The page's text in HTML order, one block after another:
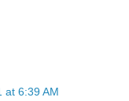
at 6:39 AM